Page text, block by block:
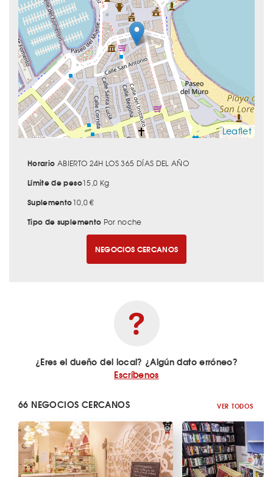
Leaflet
Horario ABIERTO 24H LOS 365 DÍAS DEL AÑO
Límite de peso15,0 Kg
Suplemento10,0 €
Tipo de suplemento Por noche
NEGOCIOS CERCANOS
¿Eres el dueño del local? ¿Algún dato erróneo?
Escríbenos
66 NEGOCIOS CERCANOS VER TODOS